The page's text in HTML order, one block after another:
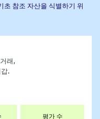
초 참조 자산을 식별하기 위
래,
.
평가 수